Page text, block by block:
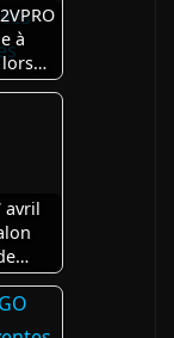
à
lors…
avril